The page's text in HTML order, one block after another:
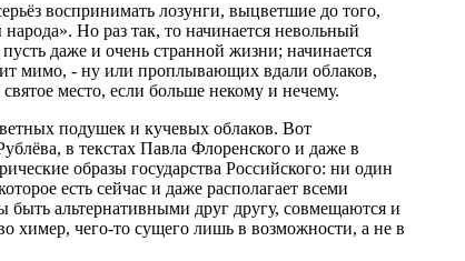
воспринимать лозунги, выцветшие до того,
Но раз так, то начинается невольный
даже и очень странной жизни; начинается
мимо, - ну или проплывающих вдали облаков,
место, если больше некому и нечему.
подушек и кучевых облаков. Вот
в текстах Павла Флоренского и даже в
образы государства Российского: ни один
есть сейчас и даже располагает всеми
альтернативными друг другу, совмещаются и
химер, чего‑то сущего лишь в возможности, а не в